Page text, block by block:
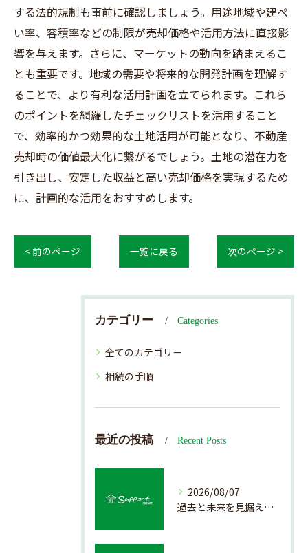
する法的規制も事前に確認しましょう。用途地域や建ぺ
い率、容積率などの制限が売却価格や活用方法に直接影
響を与えます。さらに、マーケットの動向を踏まえるこ
とも重要です。地域の需要や将来的な開発計画を理解す
ることで、より有利な活用計画を立てられます。これら
のポイントを網羅したチェックリストを活用すること
で、効率的かつ効果的な土地活用が可能となり、不動産
売却時の価値最大化に繋がるでしょう。土地の潜在力を
引き出し、安定した収益と高い売却価格を実現するため
に、計画的な活用をおすすめします。
< 前のページ 一覧に戻る 次のページ >
カテゴリー Categories
全てのカテゴリー
相続の手順
最近の投稿 Recent Posts
2026/08/07
過去と未来を見据えた戸建て売却の秘訣